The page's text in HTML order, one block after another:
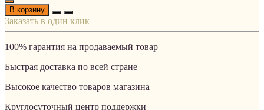
В корзину
Заказать в один клик
100% гарантия на продаваемый товар
Быстрая доставка по всей стране
Высокое качество товаров магазина
Круглосуточный центр поддержки